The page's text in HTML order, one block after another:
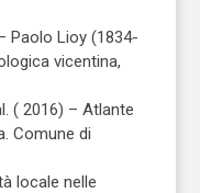
Paolo Lioy (1834-
vicentina,
( 2016) – Atlante
Comune di
locale nelle